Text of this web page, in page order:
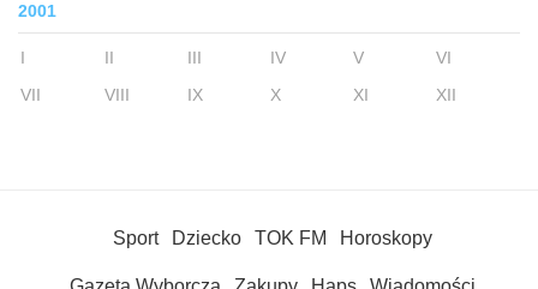
2001
I II III IV V
VI
VII
VIII IX X XI XII
Sport Dziecko TOK FM Horoskopy